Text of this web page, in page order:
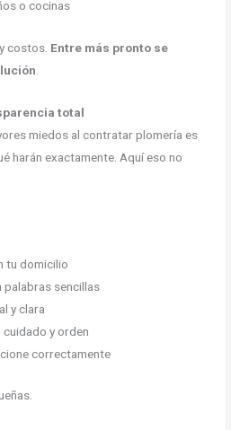
o cocinas
costos. Entre más pronto se
total
miedos al contratar plomería es
harán exactamente. Aquí eso no
tu domicilio
palabras sencillas
y clara
y orden
correctamente